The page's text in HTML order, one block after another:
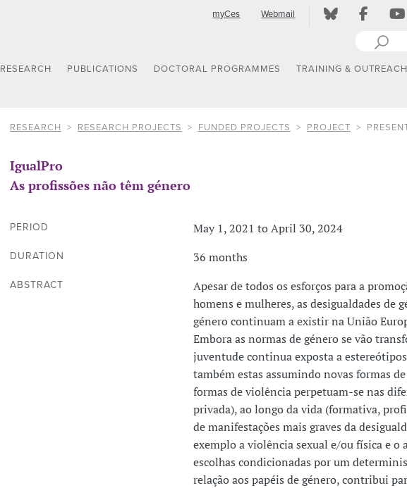
myCes Webmail
RESEARCH PUBLICATIONS DOCTORAL PROGRAMMES TRAINING & OUTREACH
RESEARCH RESEARCH PROJECTS FUNDED PROJECTS PROJECT
IgualPro
As profissões não têm género
PERIOD May 1, 2021 to April 30, 2024
DURATION 36 months
ABSTRACT
Apesar de todos os esforços para a
homens e mulheres, as desigualdades de
género continuam a existir na União
Embora as normas de género se vão
juventude continua exposta a
também estas assumindo novas formas
formas de violência perpetuam-se nas
privada), ao longo da vida (formativa,
de manifestações mais graves da
exemplo a violência sexual e/ou física e o
escolhas condicionadas por um
relação aos papéis de género, contribui